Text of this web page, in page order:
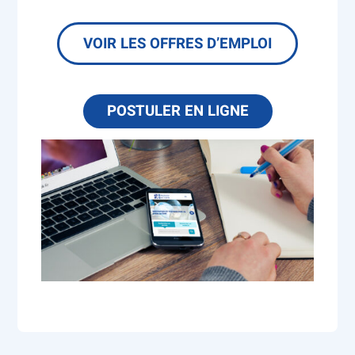
VOIR LES OFFRES D’EMPLOI
POSTULER EN LIGNE